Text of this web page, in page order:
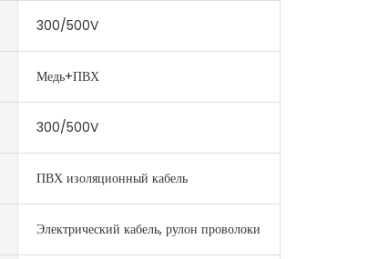
300/500V
Медь+ПВХ
300/500V
ПВХ изоляционный кабель
Электрический кабель, рулон проволоки